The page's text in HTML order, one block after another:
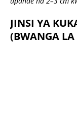
JINSI YA
(BWANGA